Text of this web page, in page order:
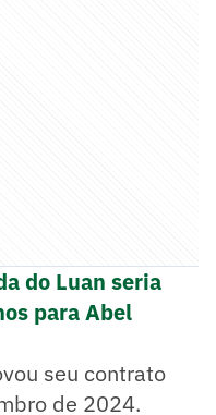
do Luan seria
para Abel
seu contrato
de 2024.